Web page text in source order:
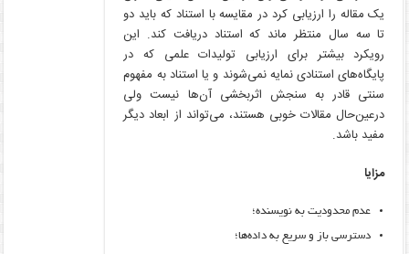
یک مقاله را ارزیابی کرد در مقایسه با استناد که باید دو
تا سه سال منتظر ماند که استناد دریافت کند. این
رویکرد بیشتر برای ارزیابی تولیدات علمی که در
پایگاه‌های استنادی نمایه نمی‌شوند و یا استناد به مفهوم
سنتی قادر به سنجش اثربخشی آن‌ها نیست ولی
درعین‌حال مقالات خوبی هستند، می‌تواند از ابعاد دیگر
مفید باشد.
مزایا
عدم محدودیت به نویسنده؛
دسترسی باز و سریع به داده‌ها؛